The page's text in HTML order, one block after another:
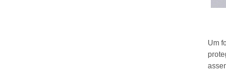
Um